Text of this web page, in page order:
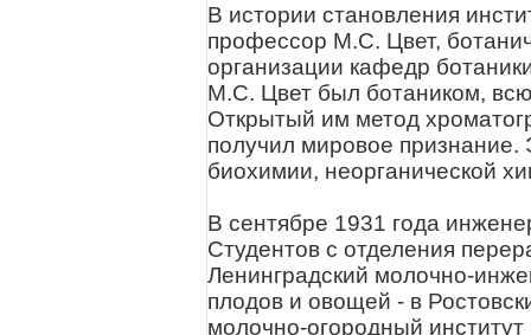
В истории становления
профессор М.С. Цвет,
организации кафедр
М.С. Цвет был ботаником,
Открытый им метод
получил мировое признание.
биохимии, неорганической
В сентябре 1931 года
Студентов с отделения
Ленинградский молочно-
плодов и овощей - в
молочно-огородный институт